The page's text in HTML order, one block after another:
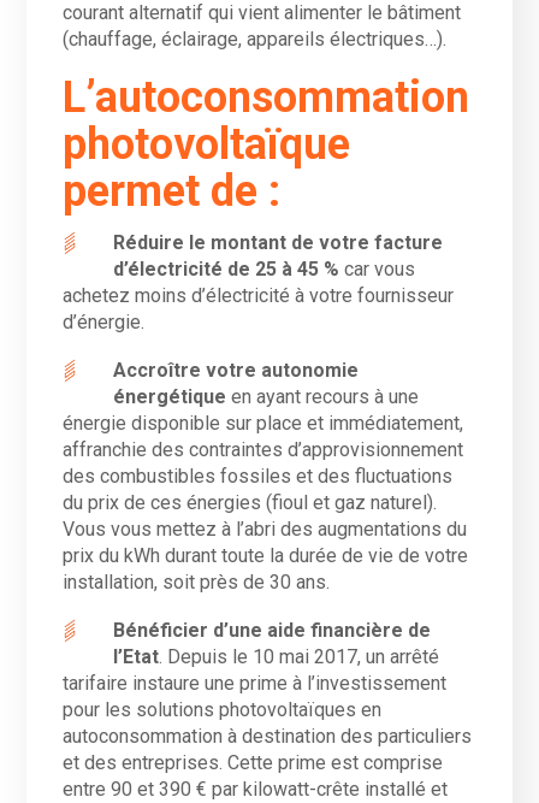
courant alternatif qui vient alimenter le bâtiment
(chauffage, éclairage, appareils électriques…).
L’autoconsommation
photovoltaïque
permet de :
Réduire le montant de votre facture
d’électricité de 25 à 45 % car vous
achetez moins d’électricité à votre fournisseur
d’énergie.
Accroître votre autonomie
énergétique en ayant recours à une
énergie disponible sur place et immédiatement,
affranchie des contraintes d’approvisionnement
des combustibles fossiles et des fluctuations
du prix de ces énergies (fioul et gaz naturel).
Vous vous mettez à l’abri des augmentations du
prix du kWh durant toute la durée de vie de votre
installation, soit près de 30 ans.
Bénéficier d’une aide financière de
l’Etat. Depuis le 10 mai 2017, un arrêté
tarifaire instaure une prime à l’investissement
pour les solutions photovoltaïques en
autoconsommation à destination des particuliers
et des entreprises. Cette prime est comprise
entre 90 et 390 € par kilowatt-crête installé et